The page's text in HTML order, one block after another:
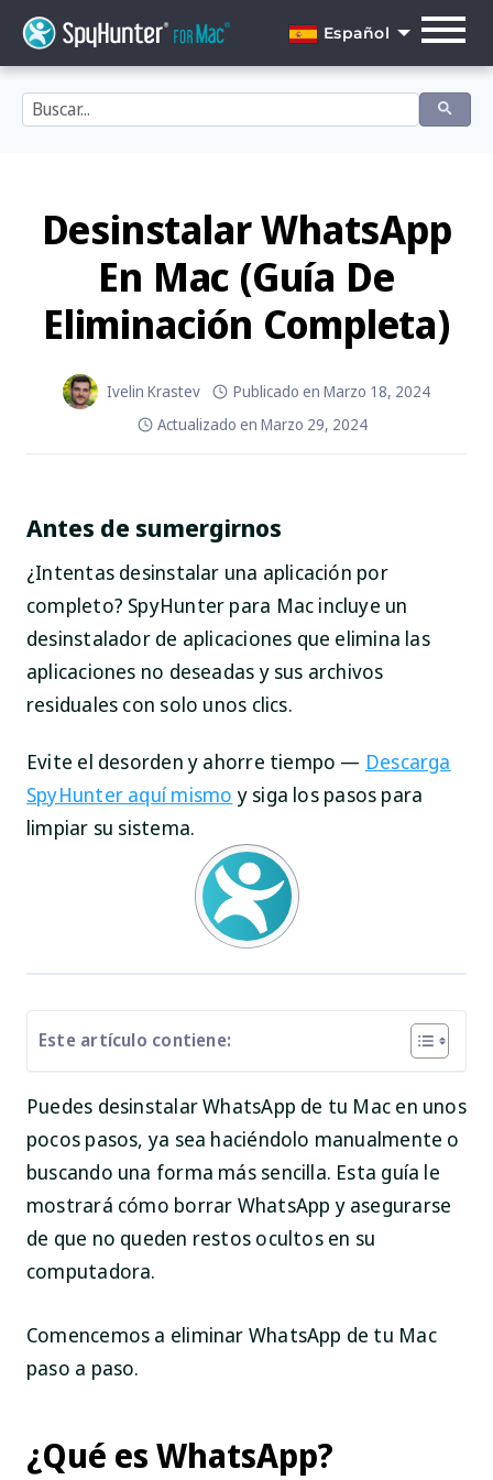
content
Español
English
Français
Italiano
Nederlands
Norsk
Português
Desinstalar WhatsApp
En Mac (Guía De
Eliminación Completa)
Ivelin Krastev Publicado en Marzo 18, 2024
Actualizado en Marzo 29, 2024
Antes de sumergirnos
¿Intentas desinstalar una aplicación por
completo? SpyHunter para Mac incluye un
desinstalador de aplicaciones que elimina las
aplicaciones no deseadas y sus archivos
residuales con solo unos clics.
Evite el desorden y ahorre tiempo — Descarga
SpyHunter aquí mismo y siga los pasos para
limpiar su sistema.
Este artículo contiene:
Puedes desinstalar WhatsApp de tu Mac en unos
pocos pasos, ya sea haciéndolo manualmente o
buscando una forma más sencilla. Esta guía le
mostrará cómo borrar WhatsApp y asegurarse
de que no queden restos ocultos en su
computadora.
Comencemos a eliminar WhatsApp de tu Mac
paso a paso.
¿Qué es WhatsApp?